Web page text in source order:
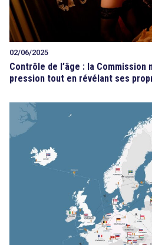
02/06/2025
Contrôle de l’âge : la
pression tout en révélant ses